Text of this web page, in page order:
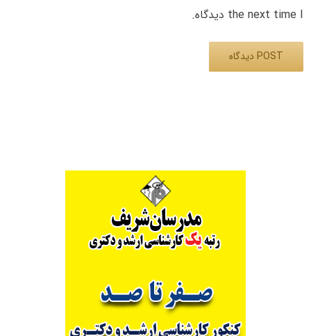
the next time I دیدگاه.